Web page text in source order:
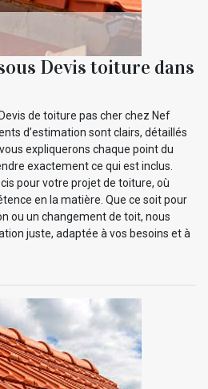
Devis toiture dans
de toiture pas cher chez Nef
d’estimation sont clairs, détaillés
expliquerons chaque point du
exactement ce qui est inclus.
pour votre projet de toiture, où
en la matière. Que ce soit pour
ou un changement de toit, nous
juste, adaptée à vos besoins et à